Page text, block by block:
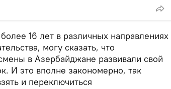
16 лет в различных направлениях
могу сказать, что
в Азербайджане развивали свой
И это вполне закономерно, так
и переключиться